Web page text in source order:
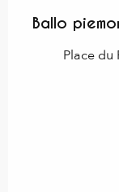
Ballo
Place du